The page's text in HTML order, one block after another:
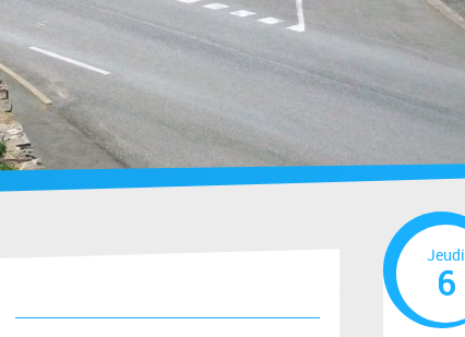
Jeudi
6